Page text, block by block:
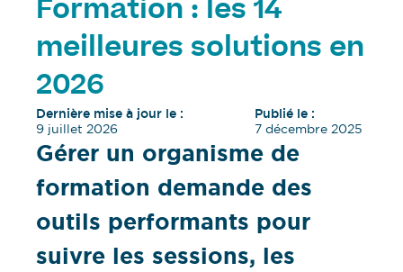
Formation : les 14
meilleures solutions en
2026
Dernière mise à jour le :
9 juillet 2026
Publié le :
7 décembre 2025
Gérer un organisme de
formation demande des
outils performants pour
suivre les sessions, les